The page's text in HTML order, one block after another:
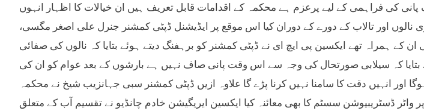
کی فراہمی کے لیے پرعزم ہے محکمہ کے اقدامات قابل تعریف ہیں ان خیالات کا اظہار انہوں
نالوں اور تالاب کے دورے کے دوران کیا اس موقع پر ایڈیشنل ڈپٹی کمشنر جنرل علی اصغر مگسی،
کے ہمراہ تھے ایکسین پی ایچ ای نے ڈپٹی کمشنر کو برہفنگ دیتے ہوئے بتایا کہ نالوں کی صفائی
کہ سیلابی صورتحال کی وجہ سے اس وقت پانی صاف نہیں ہے بارشوں کے بعد عوام کو ان کی
اور انہیں دقت کا سامنا نہیں کرنا پڑے گا علاوہ ازیں ڈپٹی کمشنر سبی جہانزیب شیخ نے محکمہ
واٹر ڈسٹریبیوشن سسٹم کا بھی معائنہ کیا ایکسین ایریگیشن خادم چانڈیو نے تقسیم آب کے متعلق